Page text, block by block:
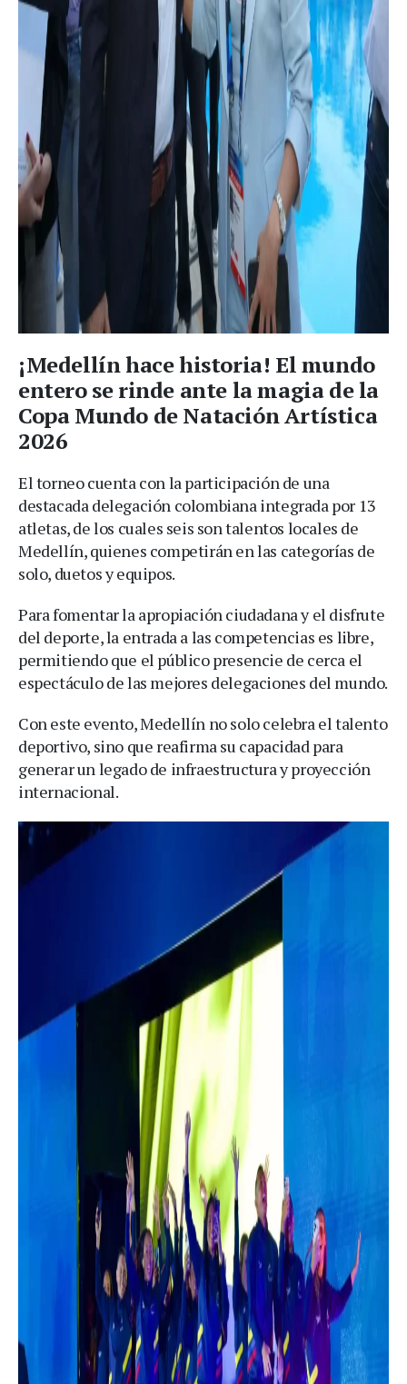
¡Medellín hace historia! El mundo
entero se rinde ante la magia de la
Copa Mundo de Natación Artística
2026
El torneo cuenta con la participación de una
destacada delegación colombiana integrada por 13
atletas, de los cuales seis son talentos locales de
Medellín, quienes competirán en las categorías de
solo, duetos y equipos.
Para fomentar la apropiación ciudadana y el disfrute
del deporte, la entrada a las competencias es libre,
permitiendo que el público presencie de cerca el
espectáculo de las mejores delegaciones del mundo.
Con este evento, Medellín no solo celebra el talento
deportivo, sino que reafirma su capacidad para
generar un legado de infraestructura y proyección
internacional.